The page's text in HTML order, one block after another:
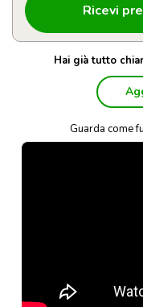
Hai già tutto
Guarda come